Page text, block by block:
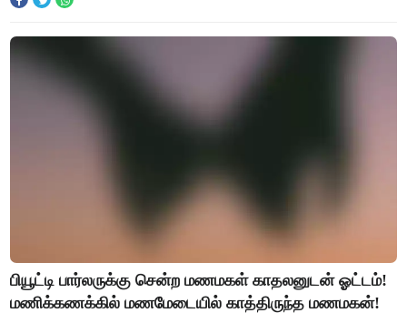
பியூட்டி பார்லருக்கு சென்ற மணமகள் காதலனுடன் ஓட்டம்!
மணிக்கணக்கில் மணமேடையில் காத்திருந்த மணமகன்!